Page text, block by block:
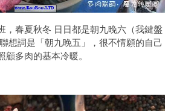
，春夏秋冬 日日都是朝九晚六（我鍵盤
想詞是「朝九晚五」，很不情願的自己
多肉的基本冷暖。